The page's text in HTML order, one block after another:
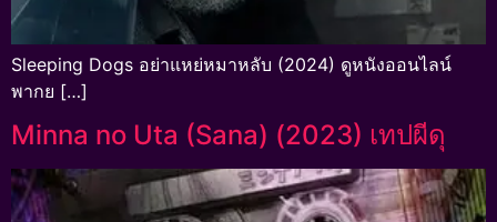
Sleeping Dogs อย่าแหย่หมาหลับ (2024) ดูหนังออนไลน์
พากย […]
Minna no Uta (Sana) (2023) เทปผีดุ